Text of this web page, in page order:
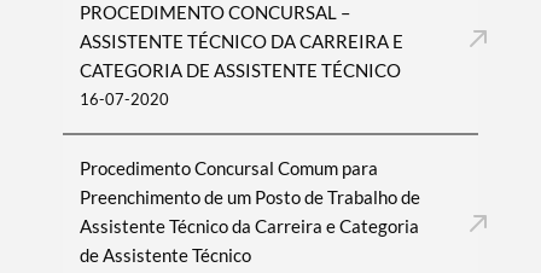
PROCEDIMENTO CONCURSAL –
ASSISTENTE TÉCNICO DA CARREIRA E
CATEGORIA DE ASSISTENTE TÉCNICO
16-07-2020
Procedimento Concursal Comum para
Preenchimento de um Posto de Trabalho de
Assistente Técnico da Carreira e Categoria
de Assistente Técnico